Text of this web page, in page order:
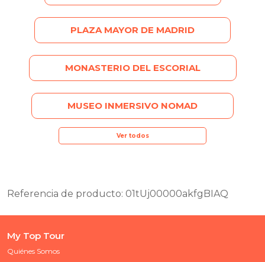
PLAZA MAYOR DE MADRID
MONASTERIO DEL ESCORIAL
MUSEO INMERSIVO NOMAD
Ver todos
Referencia de producto: 01tUj00000akfgBIAQ
My Top Tour
Quiénes Somos